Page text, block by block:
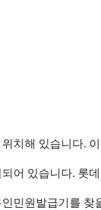
치해 있습니다.
어 있습니다. 롯
민원발급기를